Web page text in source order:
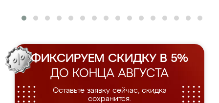
ФИКСИРУЕМ СКИДКУ В 5%
ДО КОНЦА АВГУСТА
Оставьте заявку сейчас, скидка
сохранится.